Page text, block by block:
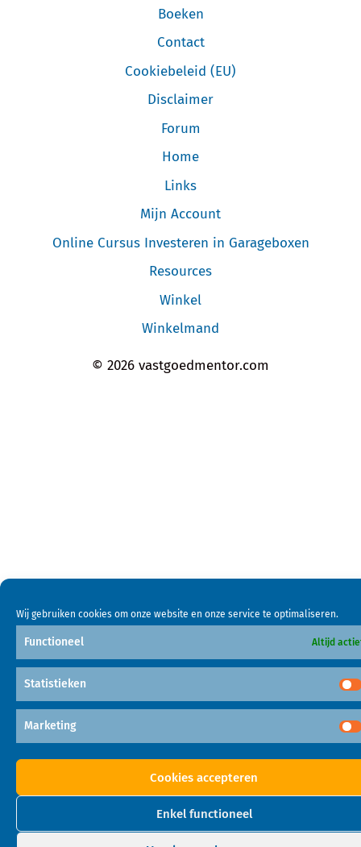
Wij gebruiken cookies om onze website en onze service te optimaliseren.
Functioneel Altijd
Statistieken
Marketing
Cookies accepteren
Enkel functioneel
Boeken
Contact
Cookiebeleid (EU)
Disclaimer
Forum
Home
Links
Mijn Account
Online Cursus Investeren in Garageboxen
Resources
Winkel
Winkelmand
© 2026 vastgoedmentor.com